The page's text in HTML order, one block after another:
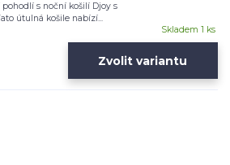
s noční košilí Djoy s
útulná košile nabízí...
Skladem 1 ks
Zvolit variantu